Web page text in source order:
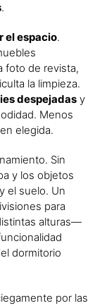
.
el espacio.
foto de revista,
la limpieza.
despejadas y
Menos
elegida.
Sin
y los objetos
el suelo. Un
para
alturas—
dormitorio
por las